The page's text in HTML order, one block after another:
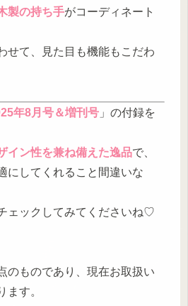
製の持ち手がコーディネート
せて、見た目も機能もこだわ
年8月号＆増刊号 」の付録を
イン性を兼ね備えた逸品で、
にしてくれること間違いな
ェックしてみてくださいね♡
のものであり、現在お取扱い
ます。